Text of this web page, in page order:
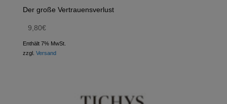
Der große Vertrauensverlust
9,80€
Enthält 7% MwSt.
zzgl. Versand